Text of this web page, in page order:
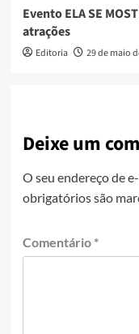
Evento ELA SE
atrações
Editoria 29 de maio
Deixe um
O seu endereço de
obrigatórios são
Comentário *